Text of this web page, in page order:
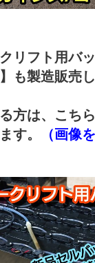
リフト用バ
】も製造販売
方は、こち
す。
（画像